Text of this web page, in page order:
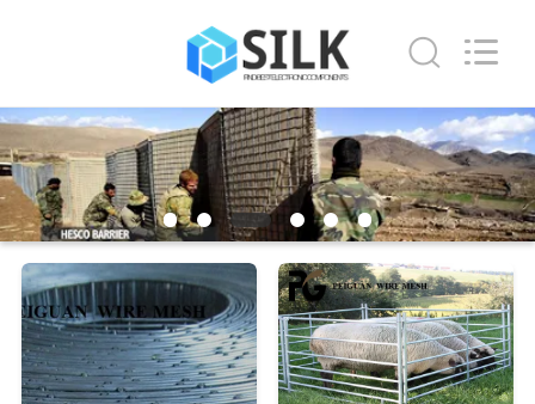
บ้าน
สินค้า
เกี่ยว
กับ
Management
Services
All
Rights
Reserved.